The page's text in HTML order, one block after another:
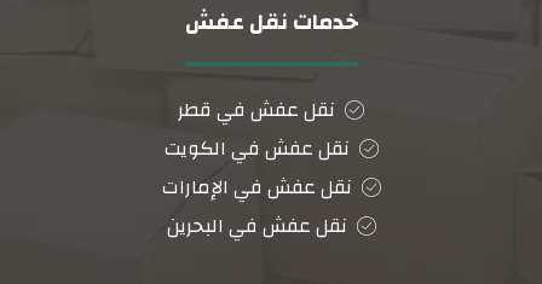
خدمات نقل عفش
نقل عفش في قطر
نقل عفش في الكويت
نقل عفش في الإمارات
نقل عفش في البحرين